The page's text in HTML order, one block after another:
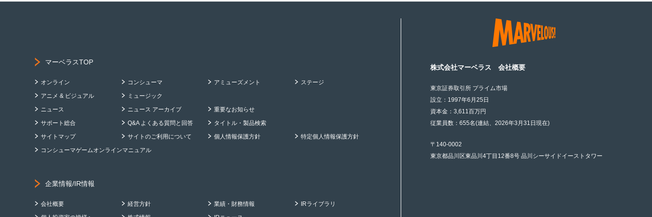
マーベラスTOP
オンライン コンシューマ アミューズメント
ステージ
アニメ & ビジュアル
ミュージック
ニュース
ニュース アーカイブ
重要なお知らせ
サポート総合
Q&A よくある質問と回答
タイトル・製品検索
サイトマップ
サイトのご利用について 個人情報保護方針
特定個人情報保護方針
コンシューマゲームオンラインマニュアル
企業情報/IR情報
会社概要 経営方針 業績・財務情報
IRライブラリ
株式会社マーベラス 会社概要
東京証券取引所 プライム市場
設立：1997年6月25日
資本金：3,611百万円
従業員数：655名(連結、2026年3月31日現在)
〒140-0002
東京都品川区東品川4丁目12番8号 品川シーサイドイーストタワー